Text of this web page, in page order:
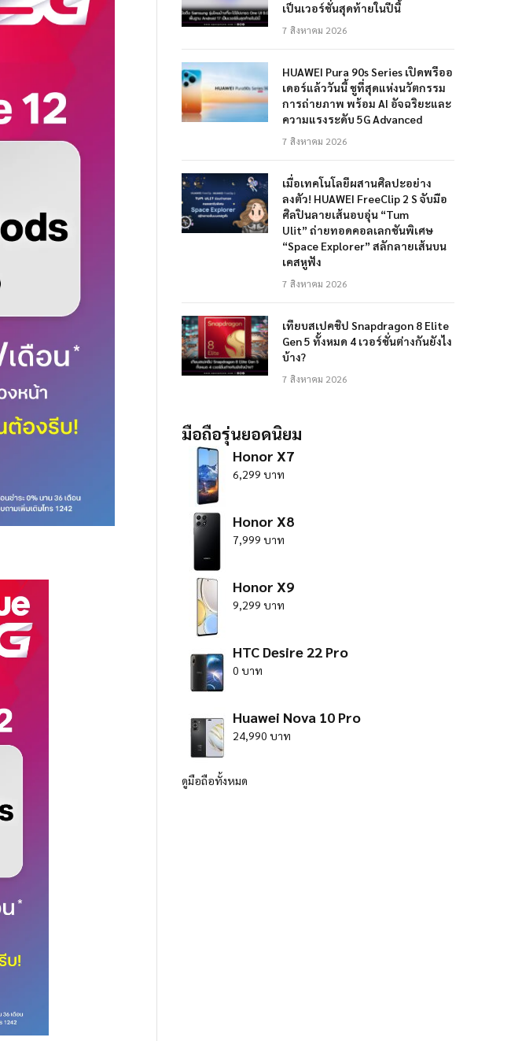
เป็นเวอร์ชั่นสุดท้ายในปีนี้
7 สิงหาคม 2026
HUAWEI Pura 90s Series เปิดพรีออ
เดอร์แล้ววันนี้ ชูที่สุดแห่งนวัตกรรม
การถ่ายภาพ พร้อม AI อัจฉริยะและ
ความแรงระดับ 5G Advanced
7 สิงหาคม 2026
เมื่อเทคโนโลยีผสานศิลปะอย่าง
ลงตัว! HUAWEI FreeClip 2 S จับมือ
ศิลปินลายเส้นอบอุ่น “Tum
Ulit” ถ่ายทอดคอลเลกชันพิเศษ
“Space Explorer” สลักลายเส้นบน
เคสหูฟัง
7 สิงหาคม 2026
เทียบสเปคชิป Snapdragon 8 Elite
Gen 5 ทั้งหมด 4 เวอร์ชั่นต่างกันยังไง
บ้าง?
7 สิงหาคม 2026
มือถือรุ่นยอดนิยม
Honor X7
6,299 บาท
Honor X8
7,999 บาท
Honor X9
9,299 บาท
HTC Desire 22 Pro
0 บาท
Huawei Nova 10 Pro
24,990 บาท
ดูมือถือทั้งหมด